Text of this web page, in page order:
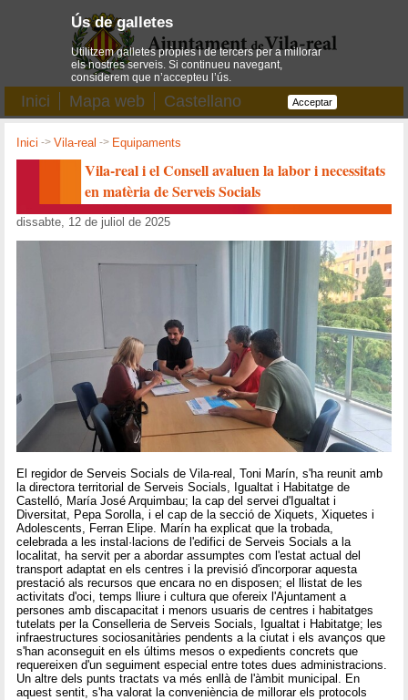
Inici Mapa web Castellano
Inici ->Vila-real -> Equipaments
Vila-real i el Consell avaluen la labor i necessitats
en matèria de Serveis Socials
dissabte, 12 de juliol de 2025
El regidor de Serveis Socials de Vila-real, Toni Marín, s'ha reunit amb
la directora territorial de Serveis Socials, Igualtat i Habitatge de
Castelló, María José Arquimbau; la cap del servei d'Igualtat i
Diversitat, Pepa Sorolla, i el cap de la secció de Xiquets, Xiquetes i
Adolescents, Ferran Elipe. Marín ha explicat que la trobada,
celebrada a les instal·lacions de l'edifici de Serveis Socials a la
localitat, ha servit per a abordar assumptes com l'estat actual del
transport adaptat en els centres i la previsió d'incorporar aquesta
prestació als recursos que encara no en disposen; el llistat de les
activitats d'oci, temps lliure i cultura que ofereix l'Ajuntament a
persones amb discapacitat i menors usuaris de centres i habitatges
tutelats per la Conselleria de Serveis Socials, Igualtat i Habitatge; les
infraestructures sociosanitàries pendents a la ciutat i els avanços que
s'han aconseguit en els últims mesos o expedients concrets que
requereixen d'un seguiment especial entre totes dues administracions.
Un altre dels punts tractats va més enllà de l'àmbit municipal. En
aquest sentit, s'ha valorat la conveniència de millorar els protocols
Ús de galletes
Utilitzem galletes pròpies i de tercers per a millorar
els nostres serveis. Si continueu navegant,
considerem que n’accepteu l’ús.
Acceptar